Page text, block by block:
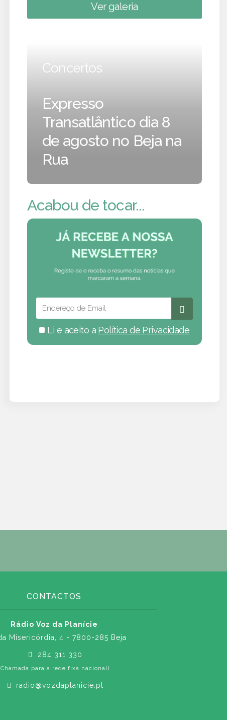
Ver galeria
Concertos
Expresso
Transatlântico dia 8
de agosto no Beja na
Rua
Acabou de tocar...
Li e aceito a Política de Privacidade
CONTACTOS
Rádio Voz da Planície
Misericórdia, 4 - 7800-285 Beja
284 311 330
para a rede fixa nacional)
radio@vozdaplanicie.pt